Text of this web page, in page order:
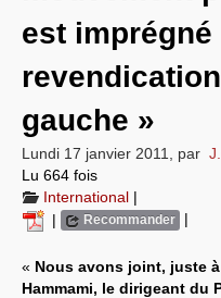
Gouvernance mondiale &
L’Empire américain
Systèmes & société sous
Nouvelles de
Crises "Covid-19 & H1N1"
est imprégné
gauche »
Lundi 17 janvier 2011 par
Lu 664 fois
International |
|
Recommander |
« Nous avons joint, juste
Hammami, le dirigeant du